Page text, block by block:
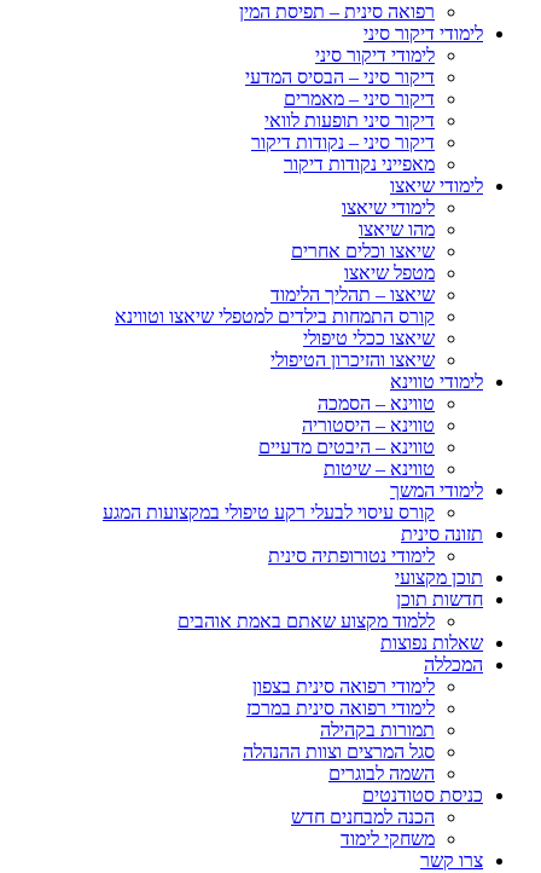
רפואה סינית – תפיסת המין
לימודי דיקור סיני
לימודי דיקור סיני
דיקור סיני – הבסיס המדעי
דיקור סיני – מאמרים
דיקור סיני תופעות לוואי
דיקור סיני – נקודות דיקור
מאפייני נקודות דיקור
לימודי שיאצו
לימודי שיאצו
מהו שיאצו
שיאצו וכלים אחרים
מטפל שיאצו
שיאצו – תהליך הלימוד
קורס התמחות בילדים למטפלי שיאצו וטווינא
שיאצו ככלי טיפולי
שיאצו והזיכרון הטיפולי
לימודי טווינא
טווינא – הסמכה
טווינא – היסטוריה
טווינא – היבטים מדעיים
טווינא – שיטות
לימודי המשך
קורס עיסוי לבעלי רקע טיפולי במקצועות המגע
תזונה סינית
לימודי נטורופתיה סינית
תוכן מקצועי
חדשות תוכן
ללמוד מקצוע שאתם באמת אוהבים
שאלות נפוצות
המכללה
לימודי רפואה סינית בצפון
לימודי רפואה סינית במרכז
תמורות בקהילה
סגל המרצים וצוות ההנהלה
השמה לבוגרים
כניסת סטודנטים
הכנה למבחנים חדש
משחקי לימוד
צרו קשר